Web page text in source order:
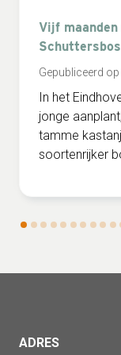
Vijf
Gepubliceerd
In het
jonge
tamme
soortenrijker
ADRES